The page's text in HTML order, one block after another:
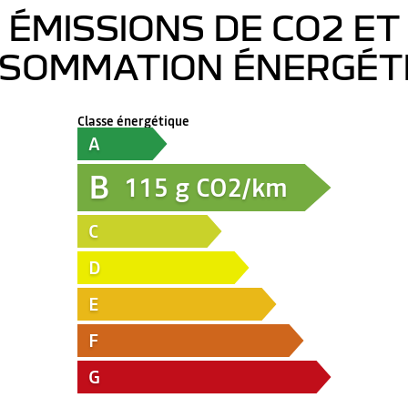
ÉMISSIONS DE CO2 ET
Classe énergétique
A
B 115 g CO2/km
C
D
E
F
G